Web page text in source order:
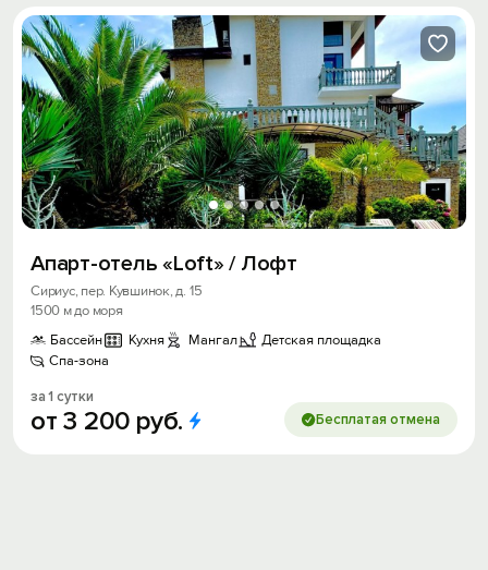
Апарт-отель «Loft» / Лофт
Сириус, пер. Кувшинок, д. 15
1500 м до моря
Бассейн
Кухня Мангал
Детская площадка
Спа-зона
за 1 сутки
от3 200 руб. Бесплатая отмена